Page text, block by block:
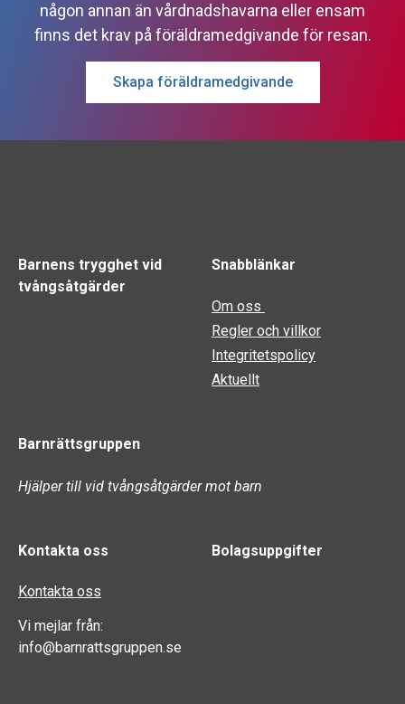
någon annan än vårdnadshavarna eller ensam
finns det krav på föräldramedgivande för resan.
Skapa föräldramedgivande
Barnens trygghet vid
tvångsåtgärder
Snabblänkar
Om oss
Regler och villkor
Integritetspolicy
Aktuellt
Barnrättsgruppen
Hjälper till vid tvångsåtgärder mot barn
Kontakta oss
Kontakta oss
Vi mejlar från:
info@barnrattsgruppen.se
Bolagsuppgifter